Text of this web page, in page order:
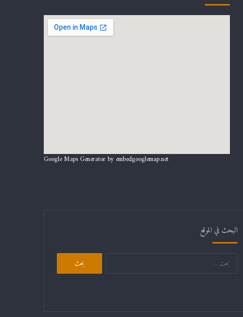
Google Maps Generator by embedgooglemap.net
البحث في الموقع
البحث